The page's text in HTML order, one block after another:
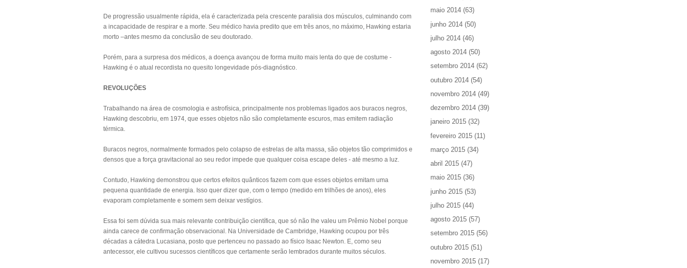
De progressão usualmente rápida, ela é caracterizada pela crescente paralisia dos músculos, culminando com
a incapacidade de respirar e a morte. Seu médico havia predito que em três anos, no máximo, Hawking estaria
morto –antes mesmo da conclusão de seu doutorado.
Porém, para a surpresa dos médicos, a doença avançou de forma muito mais lenta do que de costume -
Hawking é o atual recordista no quesito longevidade pós-diagnóstico.
REVOLUÇÕES
Trabalhando na área de cosmologia e astrofísica, principalmente nos problemas ligados aos buracos negros,
Hawking descobriu, em 1974, que esses objetos não são completamente escuros, mas emitem radiação
térmica.
Buracos negros, normalmente formados pelo colapso de estrelas de alta massa, são objetos tão comprimidos e
densos que a força gravitacional ao seu redor impede que qualquer coisa escape deles - até mesmo a luz.
Contudo, Hawking demonstrou que certos efeitos quânticos fazem com que esses objetos emitam uma
pequena quantidade de energia. Isso quer dizer que, com o tempo (medido em trilhões de anos), eles
evaporam completamente e somem sem deixar vestígios.
Essa foi sem dúvida sua mais relevante contribuição científica, que só não lhe valeu um Prêmio Nobel porque
ainda carece de confirmação observacional. Na Universidade de Cambridge, Hawking ocupou por três
décadas a cátedra Lucasiana, posto que pertenceu no passado ao físico Isaac Newton. E, como seu
antecessor, ele cultivou sucessos científicos que certamente serão lembrados durante muitos séculos.
maio 2014 (63)
junho 2014 (50)
julho 2014 (46)
agosto 2014 (50)
setembro 2014 (62)
outubro 2014 (54)
novembro 2014 (49)
dezembro 2014 (39)
janeiro 2015 (32)
fevereiro 2015 (11)
março 2015 (34)
abril 2015 (47)
maio 2015 (36)
junho 2015 (53)
julho 2015 (44)
agosto 2015 (57)
setembro 2015 (56)
outubro 2015 (51)
novembro 2015 (17)